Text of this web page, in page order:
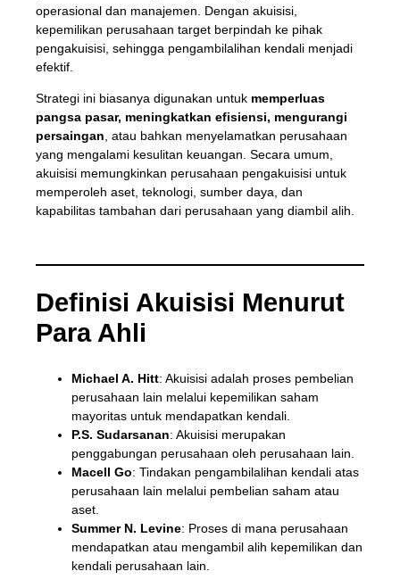
operasional dan manajemen. Dengan akuisisi,
kepemilikan perusahaan target berpindah ke pihak
pengakuisisi, sehingga pengambilalihan kendali menjadi
efektif.
Strategi ini biasanya digunakan untuk memperluas
pangsa pasar, meningkatkan efisiensi, mengurangi
persaingan , atau bahkan menyelamatkan perusahaan
yang mengalami kesulitan keuangan. Secara umum,
akuisisi memungkinkan perusahaan pengakuisisi untuk
memperoleh aset, teknologi, sumber daya, dan
kapabilitas tambahan dari perusahaan yang diambil alih.
Definisi Akuisisi Menurut
Para Ahli
Michael A. Hitt: Akuisisi adalah proses pembelian
perusahaan lain melalui kepemilikan saham
mayoritas untuk mendapatkan kendali.
P.S. Sudarsanan: Akuisisi merupakan
penggabungan perusahaan oleh perusahaan lain.
Macell Go: Tindakan pengambilalihan kendali atas
perusahaan lain melalui pembelian saham atau
aset.
Summer N. Levine: Proses di mana perusahaan
mendapatkan atau mengambil alih kepemilikan dan
kendali perusahaan lain.